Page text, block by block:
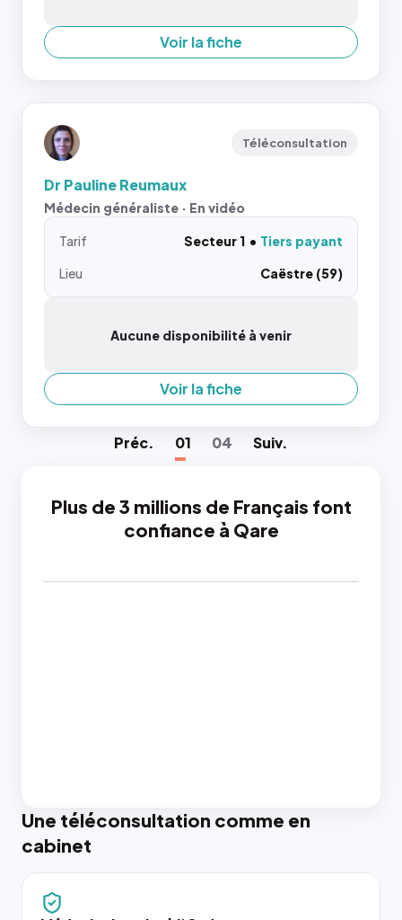
Voir la fiche
Téléconsultation
Dr Pauline Reumaux
Médecin généraliste · En vidéo
Tarif Secteur 1
Tiers payant
Lieu
Caëstre (59)
Aucune disponibilité à venir
Voir la fiche
Préc. 01 04 Suiv.
Plus de 3 millions de Français font
confiance à Qare
Une téléconsultation comme en
cabinet